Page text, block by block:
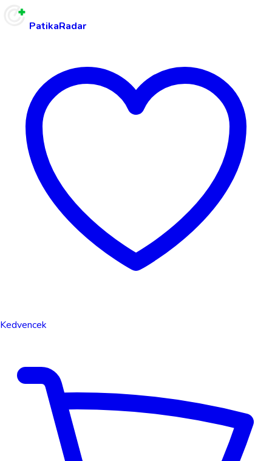
PatikaRadar
Kedvencek